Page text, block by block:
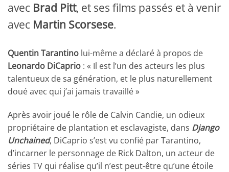
avec Brad Pitt, et ses films passés et à venir
avec Martin Scorsese.
Quentin Tarantino lui-même a déclaré à propos de
Leonardo DiCaprio : « Il est l’un des acteurs les plus
talentueux de sa génération, et le plus naturellement
doué avec qui j’ai jamais travaillé »
Après avoir joué le rôle de Calvin Candie, un odieux
propriétaire de plantation et esclavagiste, dans Django
Unchained, DiCaprio s’est vu confié par Tarantino,
d’incarner le personnage de Rick Dalton, un acteur de
séries TV qui réalise qu’il n’est peut-être qu’une étoile